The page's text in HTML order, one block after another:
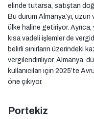
elinde tutarsa, satıştan
Bu durum Almanya’yı,
ülke haline getiriyor. Ayrıca,
kısa vadeli işlemler de
belirli sınırların üzerindeki
vergilendiriliyor. Almanya,
kullanıcıları için 2025’te
öne çıkıyor.
Portekiz